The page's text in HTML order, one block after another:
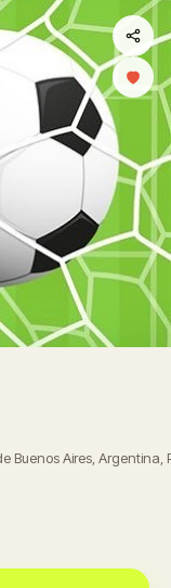
Buenos Aires, Argentina,